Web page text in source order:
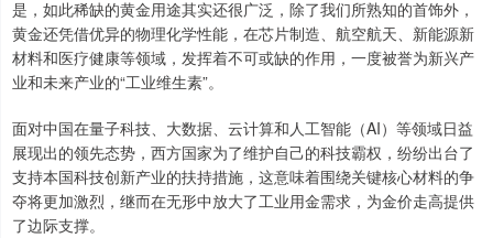
是，如此稀缺的黄金用途其实还很广泛，除了我们所熟知的首饰外，
黄金还凭借优异的物理化学性能，在芯片制造、航空航天、新能源新
材料和医疗健康等领域，发挥着不可或缺的作用，一度被誉为新兴产
业和未来产业的“工业维生素”。
面对中国在量子科技、大数据、云计算和人工智能（AI）等领域日益
展现出的领先态势，西方国家为了维护自己的科技霸权，纷纷出台了
支持本国科技创新产业的扶持措施，这意味着围绕关键核心材料的争
夺将更加激烈，继而在无形中放大了工业用金需求，为金价走高提供
了边际支撑。